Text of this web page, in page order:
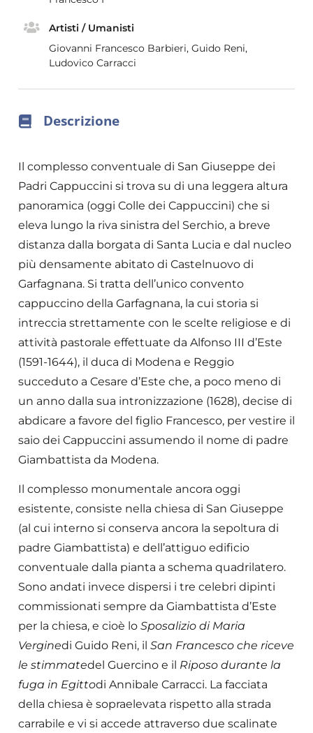
Artisti / Umanisti
Giovanni Francesco Barbieri, Guido Reni,
Ludovico Carracci
Descrizione
Il complesso conventuale di San Giuseppe dei
Padri Cappuccini si trova su di una leggera altura
panoramica (oggi Colle dei Cappuccini) che si
eleva lungo la riva sinistra del Serchio, a breve
distanza dalla borgata di Santa Lucia e dal nucleo
più densamente abitato di Castelnuovo di
Garfagnana. Si tratta dell’unico convento
cappuccino della Garfagnana, la cui storia si
intreccia strettamente con le scelte religiose e di
attività pastorale effettuate da Alfonso III d’Este
(1591-1644), il duca di Modena e Reggio
succeduto a Cesare d’Este che, a poco meno di
un anno dalla sua intronizzazione (1628), decise di
abdicare a favore del figlio Francesco, per vestire il
saio dei Cappuccini assumendo il nome di padre
Giambattista da Modena.
Il complesso monumentale ancora oggi
esistente, consiste nella chiesa di San Giuseppe
(al cui interno si conserva ancora la sepoltura di
padre Giambattista) e dell’attiguo edificio
conventuale dalla pianta a schema quadrilatero.
Sono andati invece dispersi i tre celebri dipinti
commissionati sempre da Giambattista d’Este
per la chiesa, e cioè lo Sposalizio di Maria
Verginedi Guido Reni, il San Francesco che riceve
le stimmatedel Guercino e il Riposo durante la
fuga in Egittodi Annibale Carracci. La facciata
della chiesa è sopraelevata rispetto alla strada
carrabile e vi si accede attraverso due scalinate